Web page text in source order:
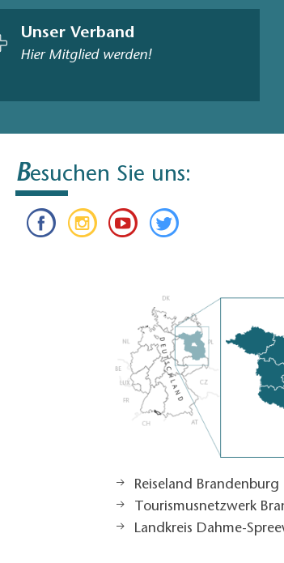
Unser Verband
Hier Mitglied werden!
Besuchen Sie uns:
Reiseland Brandenburg
Tourismusnetzwerk
Landkreis Dahme-